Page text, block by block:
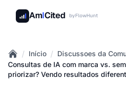
AmICited byFlowHunt
Home
/ Início / Discussoes da
Consultas de IA com marca vs.
priorizar? Vendo resultados